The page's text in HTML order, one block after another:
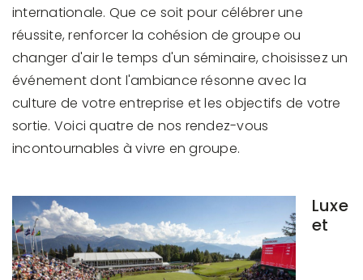
internationale. Que ce soit pour célébrer une
réussite, renforcer la cohésion de groupe ou
changer d'air le temps d'un séminaire, choisissez un
événement dont l'ambiance résonne avec la
culture de votre entreprise et les objectifs de votre
sortie. Voici quatre de nos rendez-vous
incontournables à vivre en groupe.
Luxe
et